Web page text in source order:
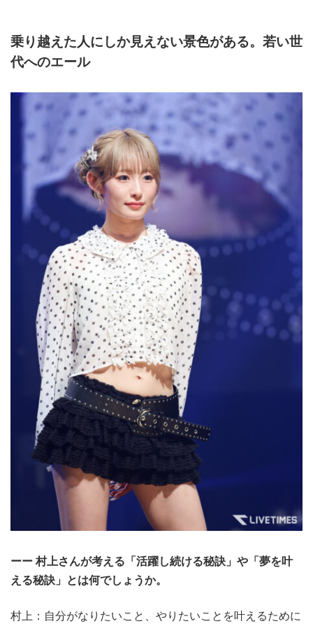
乗り越えた人にしか見えない景色がある。若い世
代へのエール
ーー 村上さんが考える「活躍し続ける秘訣」や「夢を叶
える秘訣」とは何でしょうか。
村上：自分がなりたいこと、やりたいことを叶えるために